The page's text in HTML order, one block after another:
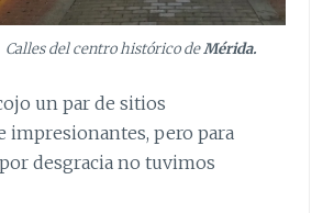
Calles del centro histórico deMérida.
un par de sitios
impresionantes, pero para
desgracia no tuvimos